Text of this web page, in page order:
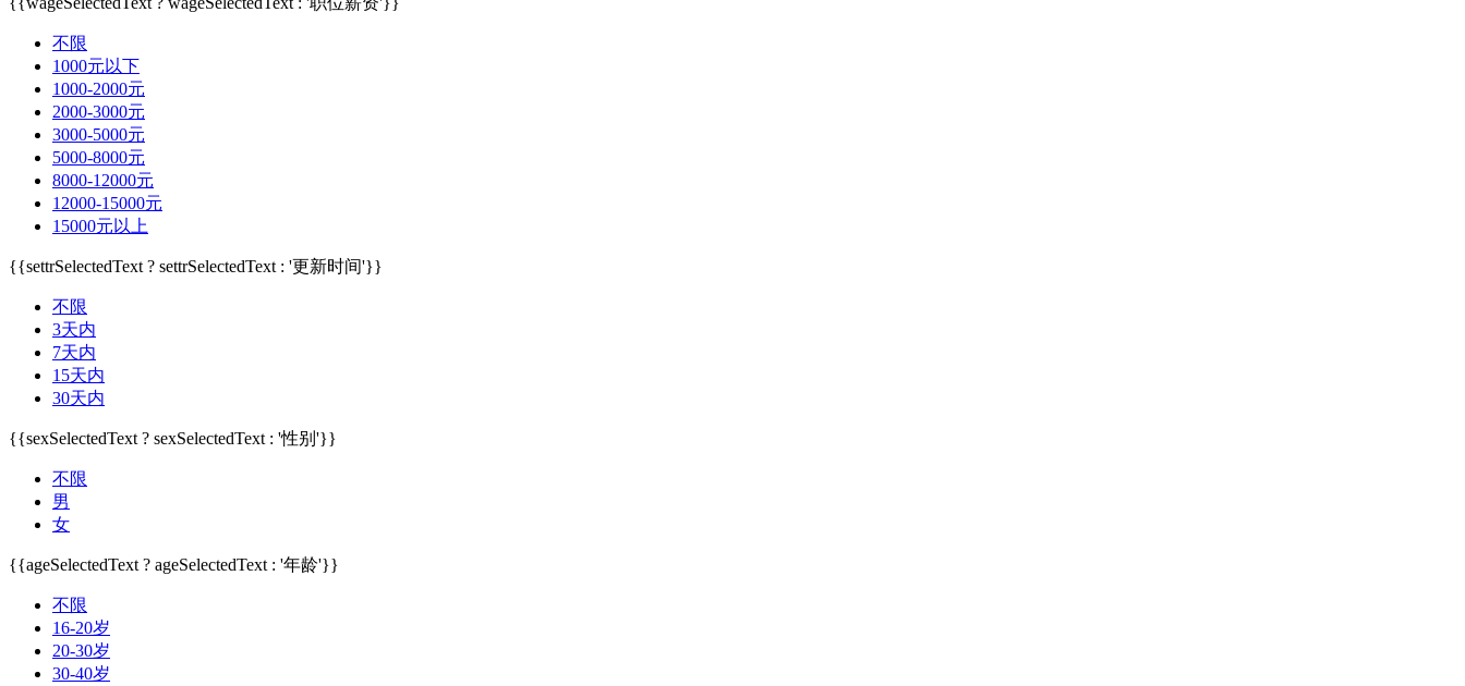
不限
1000元以下
1000-2000元
2000-3000元
3000-5000元
5000-8000元
8000-12000元
12000-15000元
15000元以上
{{settrSelectedText ? settrSelectedText : '更新时间'}}
不限
3天内
7天内
15天内
30天内
{{sexSelectedText ? sexSelectedText : '性别'}}
不限
男
女
{{ageSelectedText ? ageSelectedText : '年龄'}}
不限
16-20岁
20-30岁
30-40岁